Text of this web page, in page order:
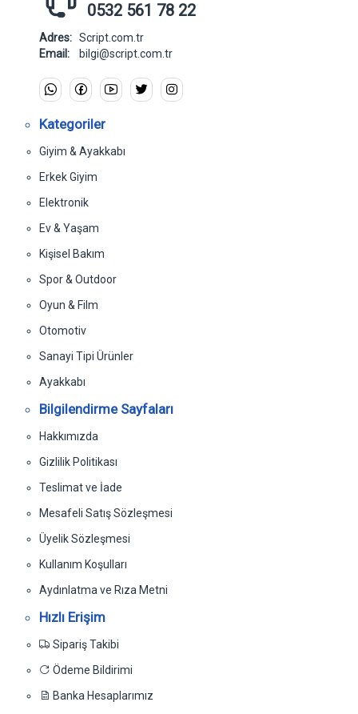
0532 561 78 22
Adres: Script.com.tr
Email:
bilgi@script.com.tr
Kategoriler
Giyim & Ayakkabı
Erkek Giyim
Elektronik
Ev & Yaşam
Kişisel Bakım
Spor & Outdoor
Oyun & Film
Otomotiv
Sanayi Tipi Ürünler
Ayakkabı
Bilgilendirme Sayfaları
Hakkımızda
Gizlilik Politikası
Teslimat ve İade
Mesafeli Satış Sözleşmesi
Üyelik Sözleşmesi
Kullanım Koşulları
Aydınlatma ve Rıza Metni
Hızlı Erişim
Sipariş Takibi
Ödeme Bildirimi
Banka Hesaplarımız